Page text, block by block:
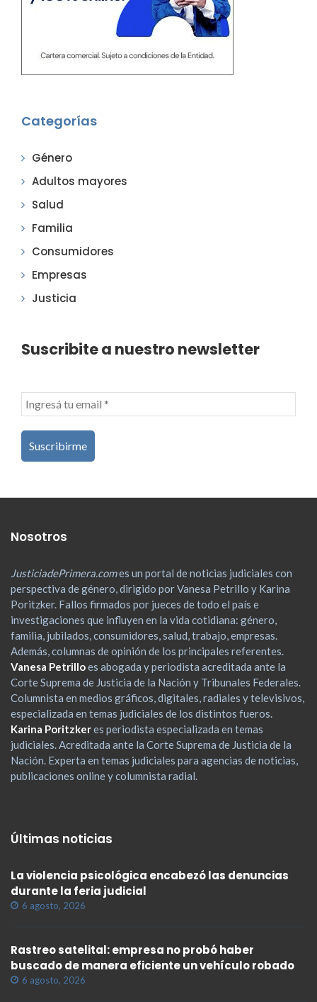
Categorías
Género
Adultos mayores
Salud
Familia
Consumidores
Empresas
Justicia
Suscribite a nuestro newsletter
Nosotros
JusticiadePrimera.comes un portal de noticias judiciales con
perspectiva de género, dirigido por Vanesa Petrillo y Karina
Poritzker. Fallos firmados por jueces de todo el país e
investigaciones que influyen en la vida cotidiana: género,
familia, jubilados, consumidores, salud, trabajo, empresas.
Además, columnas de opinión de los principales referentes.
Vanesa Petrilloes abogada y periodista acreditada ante la
Corte Suprema de Justicia de la Nación y Tribunales Federales.
Columnista en medios gráficos, digitales, radiales y televisivos,
especializada en temas judiciales de los distintos fueros.
Karina Poritzkeres periodista especializada en temas
judiciales. Acreditada ante la Corte Suprema de Justicia de la
Nación. Experta en temas judiciales para agencias de noticias,
publicaciones online y columnista radial.
Últimas noticias
La violencia psicológica encabezó las denuncias
durante la feria judicial
6 agosto, 2026
Rastreo satelital: empresa no probó haber
buscado de manera eficiente un vehículo robado
6 agosto, 2026